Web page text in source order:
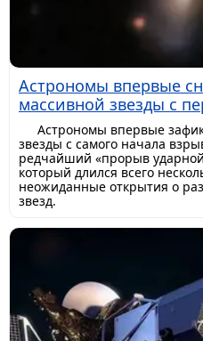
Астрономы впервые
массивной звезды с
Астрономы впервые
звезды с самого начала
редчайший «прорыв
который длился всего
неожиданные открытия о
звезд.